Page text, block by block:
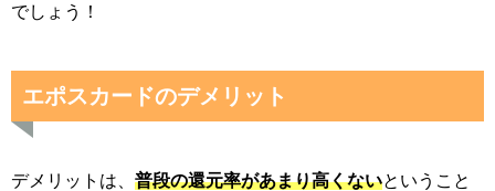
でしょう！
エポスカードのデメリット
デメリットは、 普段の還元率があまり高くないということ